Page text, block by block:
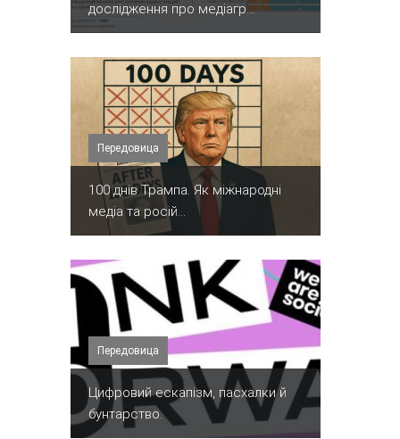
дослідження про медіагр...
Передовица
100 днів Трампа. Як міжнародні
медіа та росій...
Передовица
​Цифровий ескапізм, пасхалки й
бунтарство.